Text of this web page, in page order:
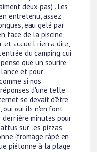
deux pas) . Les
entretenu, assez
eau gelé par
face de la piscine,
et accueil rien a dire,
du camping qui
que un sourire
et pour
si nos
d'une telle
se devait d'être
oui oui ils n'en font
minutes pour
sur les pizzas
(fromage râpé en
piétonne à la plage